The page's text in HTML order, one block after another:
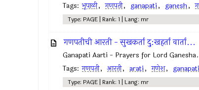
Tags: भूपाळी, गणपती, ganapati, ganesh,
Type: PAGE | Rank: 1 | Lang: mr
गणपतीची आरती - सुखकर्ता दु:खहर्ता वार्ता...
Ganapati Aarti - Prayers for Lord Ganesha.
Tags: गणपती, आरती, arati, गणेश, ganapati
Type: PAGE | Rank: 1 | Lang: mr